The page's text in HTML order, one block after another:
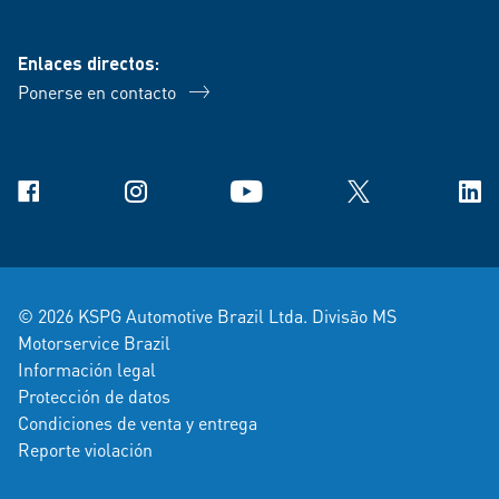
Enlaces directos:
Ponerse en contacto
Facebook Instagram YouTube X
© 2026 KSPG Automotive Brazil Ltda. Divisão MS
Motorservice Brazil
Información legal
Protección de datos
Condiciones de venta y entrega
Reporte violación